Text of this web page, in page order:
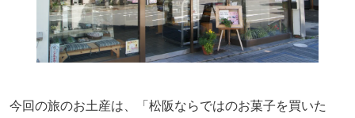
今回の旅のお土産は、「松阪ならではのお菓子を買いた